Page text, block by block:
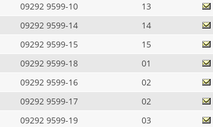
09292 9599-10 13
09292 9599-14 14
09292 9599-15 15
09292 9599-18 01
09292 9599-16 02
09292 9599-17 02
09292 9599-19 03